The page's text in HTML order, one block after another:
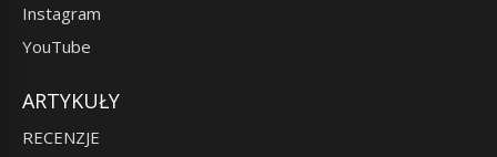
Instagram
YouTube
ARTYKUŁY
RECENZJE